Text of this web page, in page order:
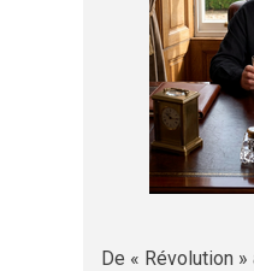
De « Révolution »